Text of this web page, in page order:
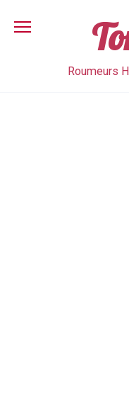
content
Roumeurs